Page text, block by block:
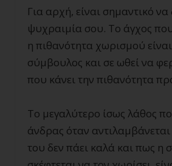
Για αρχή, είναι σημαντικό να
ψυχραιμία σου. Το άγχος
η πιθανότητα χωρισμού
σύμβουλος και σε ωθεί να
που κάνει την πιθανότητα
Το μεγαλύτερο ίσως λάθος
άνδρας όταν
του δεν πάει καλά και πως η